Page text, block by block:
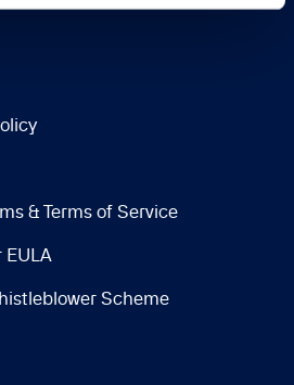
& Terms of Service
EULA
Scheme